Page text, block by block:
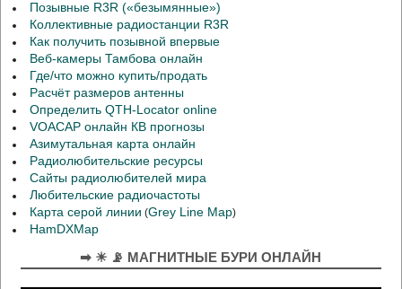
Позывные R3R («безымянные»)
Коллективные радиостанции R3R
Как получить позывной впервые
Веб-камеры Тамбова онлайн
Где/что можно купить/продать
Расчёт размеров антенны
Определить QTH-Locator online
VOACAP онлайн КВ прогнозы
Азимутальная карта онлайн
Радиолюбительские ресурсы
Сайты радиолюбителей мира
Любительские радиочастоты
Карта серой линии (Grey Line Map)
HamDXMap
➡ ☀ 📡 МАГНИТНЫЕ БУРИ ОНЛАЙН